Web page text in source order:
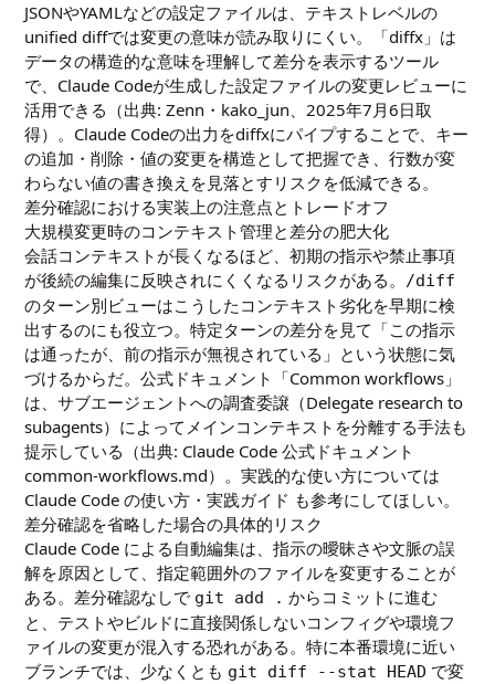
JSONやYAMLなどの設定ファイルは、テキストレベルの
unified diffでは変更の意味が読み取りにくい。「diffx」は
データの構造的な意味を理解して差分を表示するツール
で、Claude Codeが生成した設定ファイルの変更レビューに
活用できる（出典:Zenn・kako_jun、2025年7月6日取
得）。Claude Codeの出力をdiffxにパイプすることで、キー
の追加・削除・値の変更を構造として把握でき、行数が変
わらない値の書き換えを見落とすリスクを低減できる。
差分確認における実装上の注意点とトレードオフ
大規模変更時のコンテキスト管理と差分の肥大化
会話コンテキストが長くなるほど、初期の指示や禁止事項
が後続の編集に反映されにくくなるリスクがある。 /diff
のターン別ビューはこうしたコンテキスト劣化を早期に検
出するのにも役立つ。特定ターンの差分を見て「この指示
は通ったが、前の指示が無視されている」という状態に気
づけるからだ。公式ドキュメント「Common workflows」
は、サブエージェントへの調査委譲（Delegate research to
subagents）によってメインコンテキストを分離する手法も
提示している（出典: Claude Code 公式ドキュメント
common-workflows.md）。実践的な使い方については
Claude Code の使い方・実践ガイド も参考にしてほしい。
差分確認を省略した場合の具体的リスク
Claude Code による自動編集は、指示の曖昧さや文脈の誤
解を原因として、指定範囲外のファイルを変更することが
ある。差分確認なしで git add . からコミットに進む
と、テストやビルドに直接関係しないコンフィグや環境フ
ァイルの変更が混入する恐れがある。特に本番環境に近い
ブランチでは、少なくとも git diff --stat HEAD で変